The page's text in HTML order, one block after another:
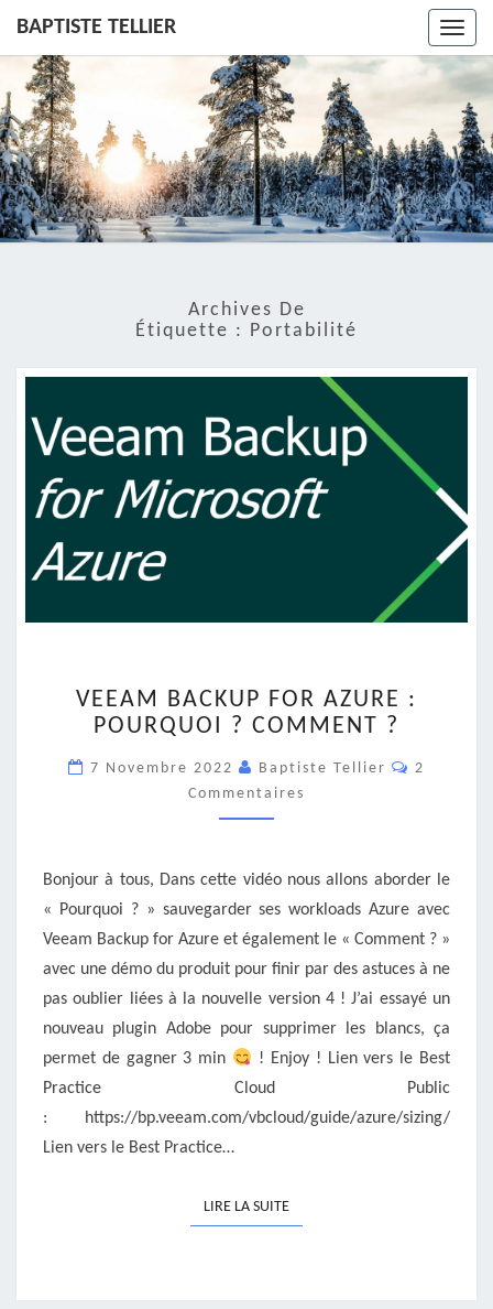
BAPTISTE TELLIER
Archives De
Étiquette : Portabilité
BACKUP
FOR
:
POURQUOI
?
?
VEEAM BACKUP FOR AZURE :
POURQUOI ? COMMENT ?
7 Novembre 2022 Baptiste Tellier
2
Commentaires
Bonjour à tous, Dans cette vidéo nous allons aborder le
« Pourquoi ? » sauvegarder ses workloads Azure avec
Veeam Backup for Azure et également le « Comment ? »
avec une démo du produit pour finir par des astuces à ne
pas oublier liées à la nouvelle version 4 ! J’ai essayé un
nouveau plugin Adobe pour supprimer les blancs, ça
permet de gagner 3 min
! Enjoy ! Lien vers le Best
Practice Cloud Public
: https://bp.veeam.com/vbcloud/guide/azure/sizing/
Lien vers le Best Practice…
LIRE LA SUITELIRE LA SUITE